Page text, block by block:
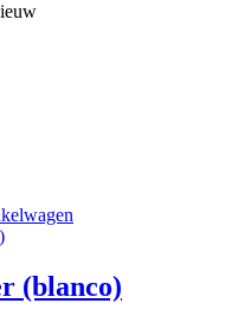
(blanco)